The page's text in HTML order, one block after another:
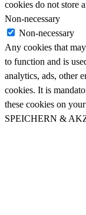
cookies do not store
Non-necessary
Non-necessary
Any cookies that
to function and is
analytics, ads, other
cookies. It is
these cookies on
SPEICHERN &